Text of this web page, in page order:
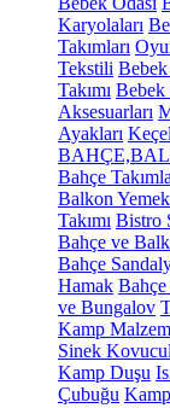
Karyolaları
Takımları
Tekstili Bebek
Takımı Bebek
Aksesuarları
Ayakları
Bahçe
Balkon Yemek
Takımı Bistro
Bahçe ve
Bahçe
Hamak Bahçe
ve Bungalov
Kamp
Sinek
Kamp Duşu
Çubuğu